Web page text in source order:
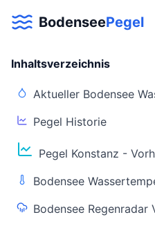
BodenseePegel
Inhaltsverzeichnis
Aktueller Bodensee
Pegel Historie
Pegel Konstanz -
Bodensee
Bodensee Regenradar
Aktuelle Warnlage Bodensee
Aktueller Bodensee
Live-